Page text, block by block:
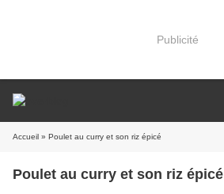
Publicité
Accueil » Poulet au curry et son riz épicé
Poulet au curry et son riz épicé